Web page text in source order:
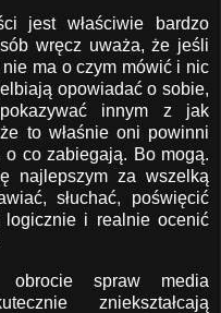
jest właściwie bardzo
wręcz uważa, że jeśli
ma o czym mówić i nic
opowiadać o sobie,
innym z jak
to właśnie oni powinni
co zabiegają. Bo mogą.
najlepszym za wszelką
słuchać, poświęcić
logicznie i realnie ocenić
spraw media
zniekształcają